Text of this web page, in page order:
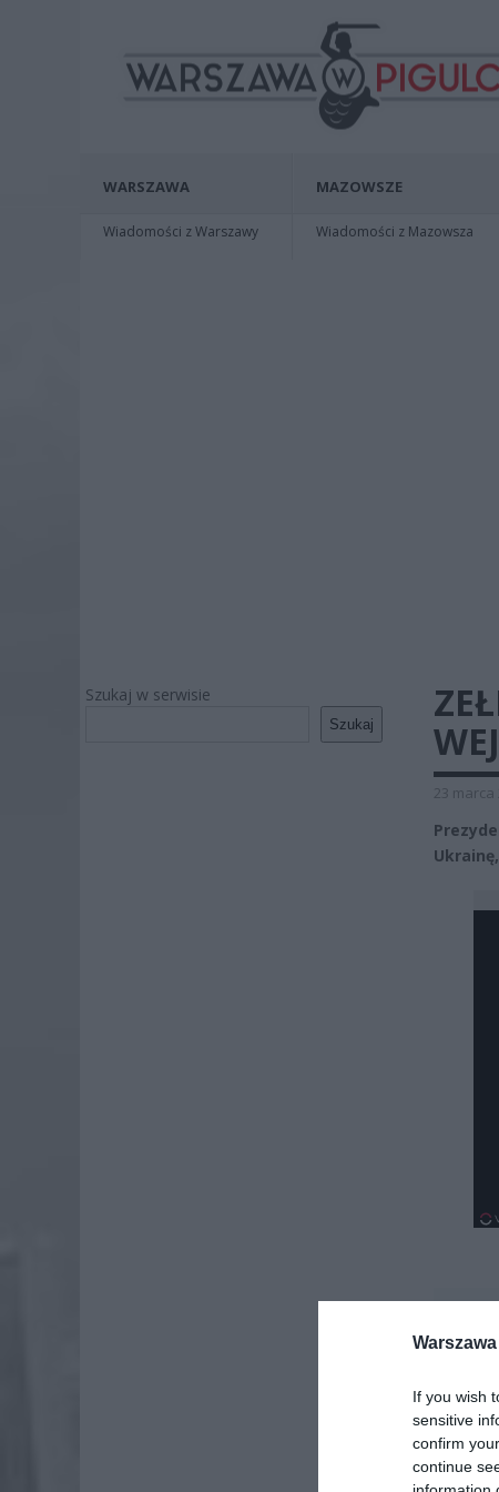
If you wish
sensitive
confirm
continue
WARSZAWA
Wiadomości z Warszawy
MAZOWSZE
Wiadomości z Mazowsza
Szukaj w serwisie
Szukaj
23 marca